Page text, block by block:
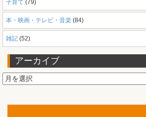
子育て (79)
本・映画・テレビ・音楽 (84)
雑記 (52)
アーカイブ
ア
ー
イ